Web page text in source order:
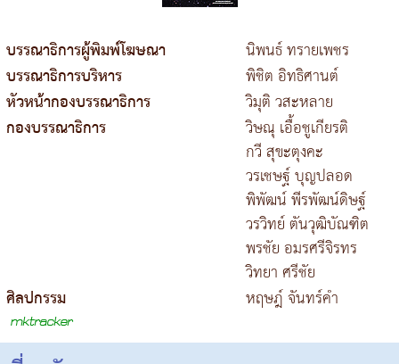
บรรณาธิการผู้พิมพ์โฆษณา
นิพนธ์ ทรายเพชร
บรรณาธิการบริหาร
พิชิต อิทธิศานต์
หัวหน้ากองบรรณาธิการ
วิมุติ วสะหลาย
กองบรรณาธิการ
วิษณุ เอื้อชูเกียรติ
กวี สุขะตุงคะ
วรเชษฐ์ บุญปลอด
พิพัฒน์ พีรพัฒน์ดิษฐ์
วรวิทย์ ตันวุฒิบัณฑิต
พรชัย อมรศรีจิรทร
วิทยา ศรีชัย
ศิลปกรรม
หฤษฎ์ จันทร์คำ